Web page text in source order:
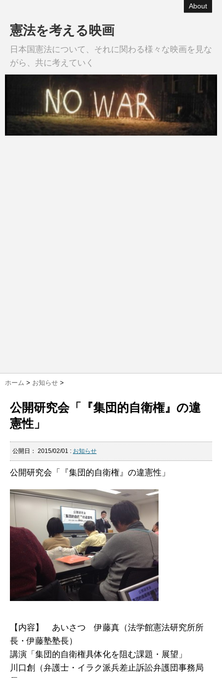
About
憲法を考える映画
日本国憲法について、それに関わる様々な映画を見な
がら、共に考えていく
ホーム > お知らせ >
公開研究会「『集団的自衛権』の違
憲性」
公開日： 2015/02/01 : お知らせ
公開研究会「『集団的自衛権』の違憲性」
【内容】 あいさつ 伊藤真（法学館憲法研究所所
長・伊藤塾塾長）
講演「集団的自衛権具体化を阻む課題・展望」
川口創（弁護士・イラク派兵差止訴訟弁護団事務局